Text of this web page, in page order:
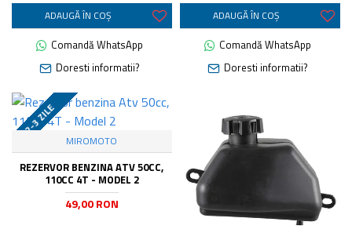
ADAUGĂ ÎN COŞ
Comandă WhatsApp
Doresti informatii?
ADAUGĂ ÎN COŞ
Comandă WhatsApp
Doresti informatii?
2-3 ZILE
MIROMOTO
REZERVOR BENZINA ATV 50CC,
110CC 4T - MODEL 2
49,00 RON